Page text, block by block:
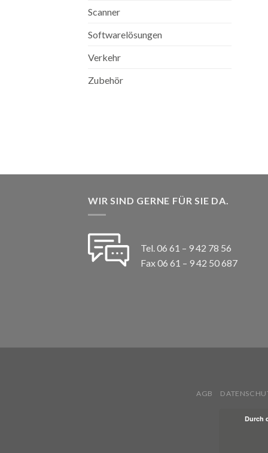
Scanner
Softwarelösungen
Verkehr
Zubehör
WIR SIND GERNE FÜR SIE DA.
Tel. 06 61 – 9 42 78 56
Fax 06 61 – 9 42 50 687
AGB
Durch